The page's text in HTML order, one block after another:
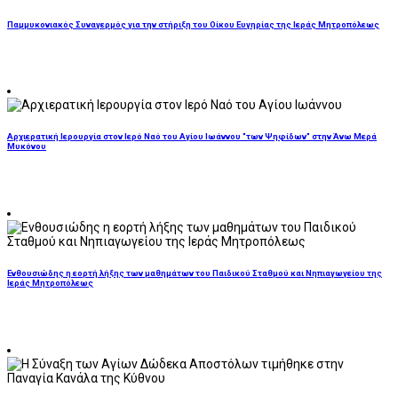
Παμμυκονιακός Συναγερμός για την στήριξη του Οίκου Ευγηρίας της Ιεράς Μητροπόλεως
Αρχιερατική Ιερουργία στον Ιερό Ναό του Αγίου Ιωάννου "των Ψηφίδων" στην Άνω Μερά
Μυκόνου
Ενθουσιώδης η εορτή λήξης των μαθημάτων του Παιδικού Σταθμού και Νηπιαγωγείου της
Ιεράς Μητροπόλεως